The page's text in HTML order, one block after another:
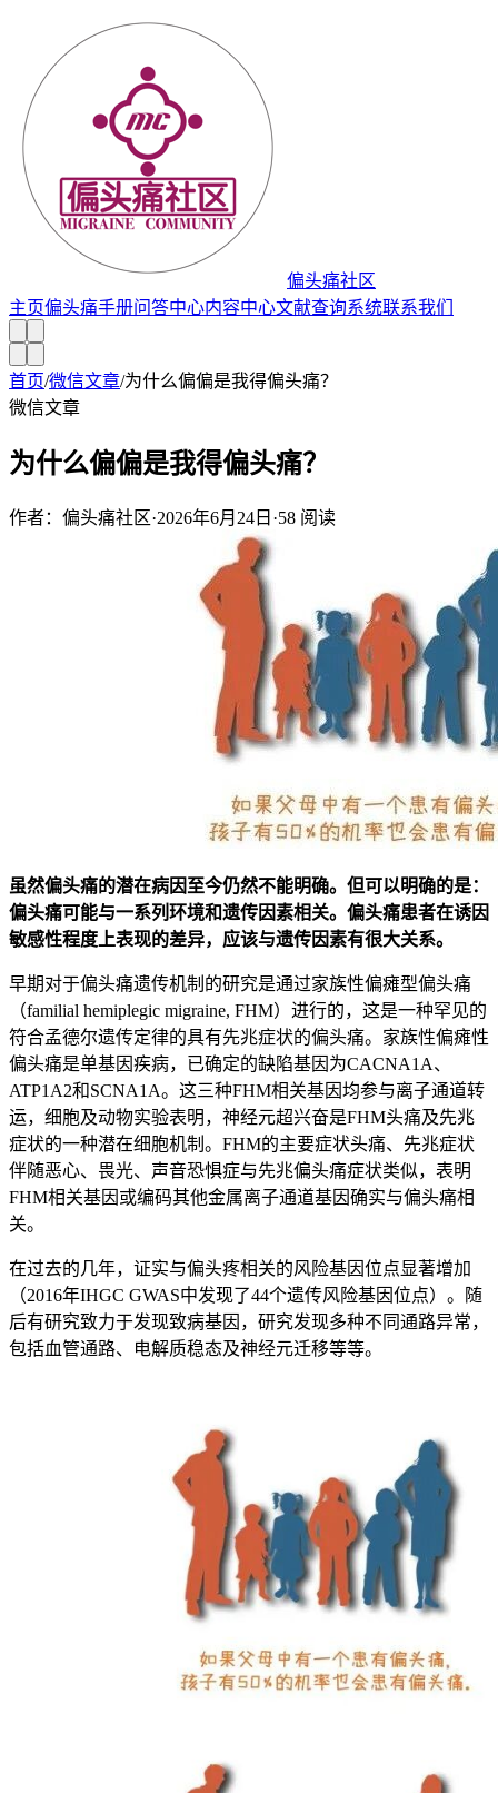
偏头痛社区
主页偏头痛手册问答中心内容中心文献查询系统联系我们
首页/微信文章/为什么偏偏是我得偏头痛？
微信文章
为什么偏偏是我得偏头痛？
作者：偏头痛社区·2026年6月24日 ·58 阅读
虽然偏头痛的潜在病因至今仍然不能明确。但可以明确的是：
偏头痛可能与一系列环境和遗传因素相关。偏头痛患者在诱因
敏感性程度上表现的差异，应该与遗传因素有很大关系。
早期对于偏头痛遗传机制的研究是通过家族性偏瘫型偏头痛
（familial hemiplegic migraine, FHM）进行的，这是一种罕见的
符合孟德尔遗传定律的具有先兆症状的偏头痛。家族性偏瘫性
偏头痛是单基因疾病，已确定的缺陷基因为CACNA1A、
ATP1A2和SCNA1A。这三种FHM相关基因均参与离子通道转
运，细胞及动物实验表明，神经元超兴奋是FHM头痛及先兆
症状的一种潜在细胞机制。FHM的主要症状头痛、先兆症状
伴随恶心、畏光、声音恐惧症与先兆偏头痛症状类似，表明
FHM相关基因或编码其他金属离子通道基因确实与偏头痛相
关。
在过去的几年，证实与偏头疼相关的风险基因位点显著增加
（2016年IHGC GWAS中发现了44个遗传风险基因位点）。随
后有研究致力于发现致病基因，研究发现多种不同通路异常，
包括血管通路、电解质稳态及神经元迁移等等。